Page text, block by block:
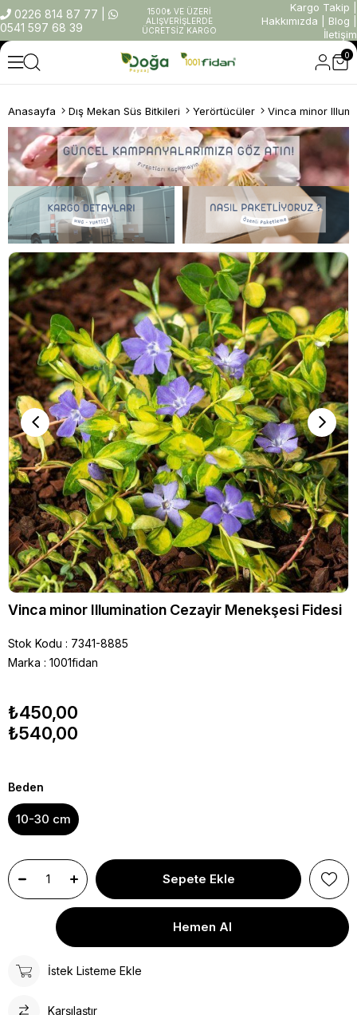
0226 814 87 77
0541 597 68 39
1500₺ VE ÜZERİ
ALIŞVERİŞLERDE
ÜCRETSİZ KARGO
Kargo Takip
Hakkımızda
Blog
İletişim
0
Anasayfa Dış Mekan Süs Bitkileri Yerörtücüler Vinca minor
Vinca minor Illumination Cezayir Menekşesi Fidesi
Stok Kodu
7341-8885
Marka : 1001fidan
₺450,00
₺540,00
Beden
10-30 cm
İstek Listeme Ekle
Karşılaştır